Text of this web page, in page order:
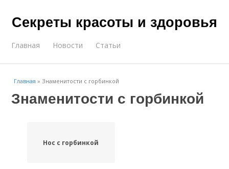
Секреты красоты и здоровья
Главная Новости Статьи
Главная »Знаменитости с горбинкой
Знаменитости с горбинкой
Нос с горбинкой